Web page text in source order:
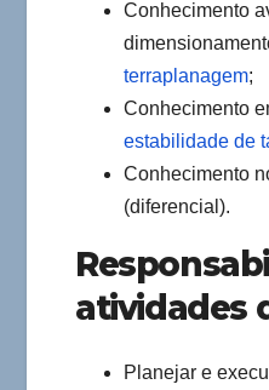
Conhecimento
terraplanagem;
Conhecimento
estabilidade de
Conhecimento
(diferencial).
atividades
Planejar e